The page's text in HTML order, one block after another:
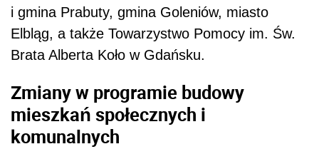
i gmina Prabuty, gmina Goleniów, miasto
Elbląg, a także Towarzystwo Pomocy im. Św.
Brata Alberta Koło w Gdańsku.
Zmiany w programie budowy
mieszkań społecznych i
komunalnych